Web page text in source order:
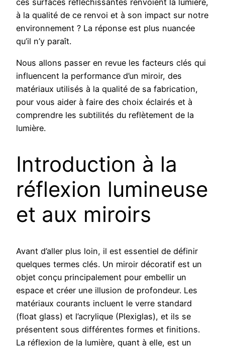
ces surfaces réfléchissantes renvoient la lumière,
à la qualité de ce renvoi et à son impact sur notre
environnement ? La réponse est plus nuancée
qu’il n’y paraît.
Nous allons passer en revue les facteurs clés qui
influencent la performance d’un miroir, des
matériaux utilisés à la qualité de sa fabrication,
pour vous aider à faire des choix éclairés et à
comprendre les subtilités du reflètement de la
lumière.
Introduction à la
réflexion lumineuse
et aux miroirs
Avant d’aller plus loin, il est essentiel de définir
quelques termes clés. Un miroir décoratif est un
objet conçu principalement pour embellir un
espace et créer une illusion de profondeur. Les
matériaux courants incluent le verre standard
(float glass) et l’acrylique (Plexiglas), et ils se
présentent sous différentes formes et finitions.
La réflexion de la lumière, quant à elle, est un